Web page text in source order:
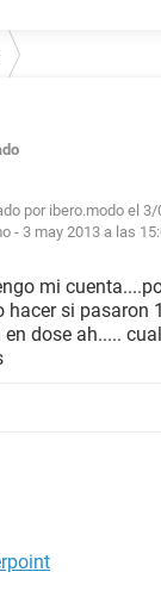
por ibero.modo el
- 3 may 2013 a las
mi
hacer si pasaron
dose ah.....